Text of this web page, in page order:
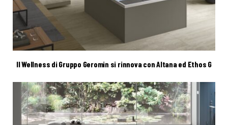
Il Wellness di Gruppo Geromin si rinnova con Altana ed Ethos G